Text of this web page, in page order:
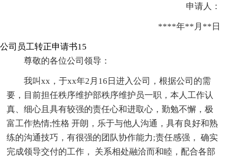
申请人：
****年**月**日
公司员工转正申请书15
尊敬的各位公司领导：
我叫xx，于xx年2月16日进入公司，根据公司的需
要，目前担任秩序维护部秩序维护员一职，本人工作认
真、细心且具有较强的责任心和进取心，勤勉不懈，极
富工作热情;性格 开朗，乐于与他人沟通，具有良好和熟
练的沟通技巧，有很强的团队协作能力;责任感强， 确实
完成领导交付的工作， 关系相处融洽而和睦，配合各部